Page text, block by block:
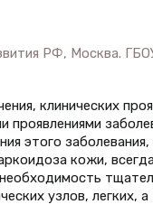
РФ, Москва.
клинических
проявлениями
этого заболевания,
кожи,
узлов, легких,